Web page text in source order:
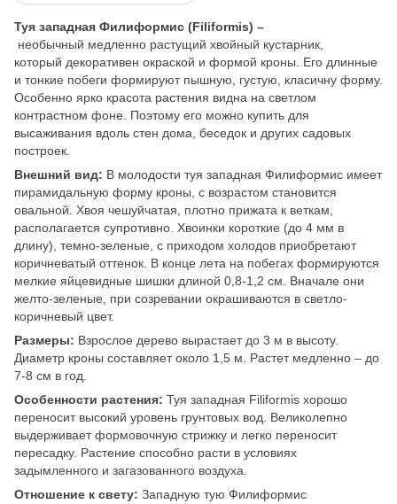
Туя западная Филиформис (Filiformis) –
необычный медленно растущий хвойный кустарник,
который декоративен окраской и формой кроны. Его длинные
и тонкие побеги формируют пышную, густую, класичну форму.
Особенно ярко красота растения видна на светлом
контрастном фоне. Поэтому его можно купить для
высаживания вдоль стен дома, беседок и других садовых
построек.
Внешний вид: В молодости туя западная Филиформис имеет
пирамидальную форму кроны, с возрастом становится
овальной. Хвоя чешуйчатая, плотно прижата к веткам,
располагается супротивно. Хвоинки короткие (до 4 мм в
длину), темно-зеленые, с приходом холодов приобретают
коричневатый оттенок. В конце лета на побегах формируются
мелкие яйцевидные шишки длиной 0,8-1,2 см. Вначале они
желто-зеленые, при созревании окрашиваются в светло-
коричневый цвет.
Размеры: Взрослое дерево вырастает до 3 м в высоту.
Диаметр кроны составляет около 1,5 м. Растет медленно – до
7-8 см в год.
Особенности растения: Туя западная Filiformis хорошо
переносит высокий уровень грунтовых вод. Великолепно
выдерживает формовочную стрижку и легко переносит
пересадку. Растение способно расти в условиях
задымленного и загазованного воздуха.
Отношение к свету: Западную тую Филиформис